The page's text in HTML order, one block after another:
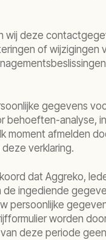
deze
of wijzigingen
gegevens
analyse,
afmelden
verklaring.
dat Aggreko,
ingediende
persoonlijke
worden
deze periode